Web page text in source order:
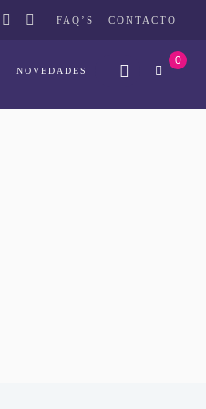
FAQ’S CONTACTO
NOVEDADES
0